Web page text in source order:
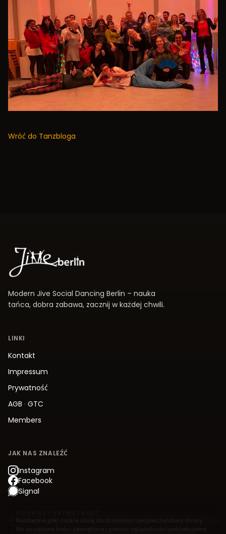
Wróć do Tanzbloga
Modern Jive Social Dancing Berlin – nauka
tańca, dobra zabawa, zacznij w każdej chwili.
LINKI
Kontakt
Impressum
Prywatność
AGB · GTC
Members
JAK NAS ZNALEŹĆ
Instagram
Facebook
Signal
Niezbędne pliki cookie służą do działania i bezpieczeństwa strony.
Na osadzone treści zewnętrzne i pomiar oglądalności potrzebujemy